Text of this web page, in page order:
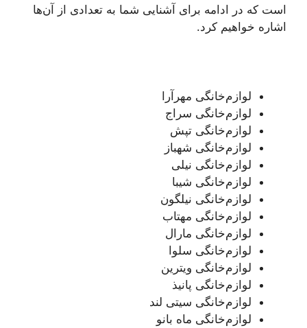
است که در ادامه برای آشنایی شما به تعدادی از آن‌ها
اشاره خواهیم کرد.
لوازم‌خانگی مهرآرا
لوازم‌خانگی سراج
لوازم‌خانگی تپش
لوازم‌خانگی شهباز
لوازم‌خانگی نیلی
لوازم‌خانگی شیبا
لوازم‌خانگی نیلگون
لوازم‌خانگی مهتاب
لوازم‌خانگی مارال
لوازم‌خانگی سلوا
لوازم‌خانگی ویترین
لوازم‌خانگی پانیذ
لوازم‌خانگی سیتی لند
لوازم‌خانگی ماه بانو